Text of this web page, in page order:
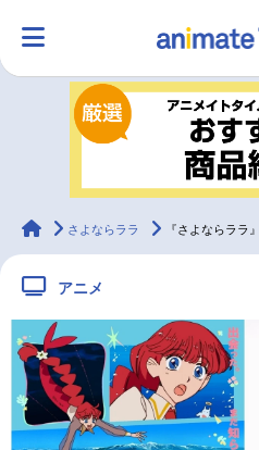
ランキング
ラジオ みんなの声
2.5次元 配信・Vtuber
最新記事一覧
animateTimes
さよならララ 『さよならララ』メ
アニメ